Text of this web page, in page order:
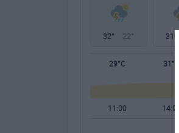
32° 22° 31°
29°C 31°C
11:00 14:00